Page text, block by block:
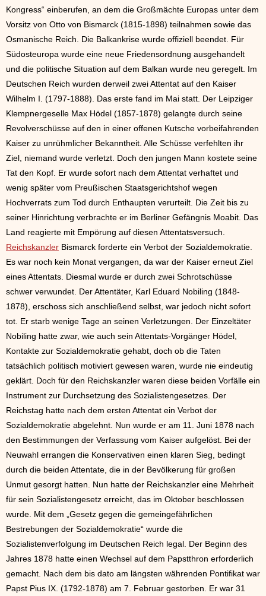
Kongress“ einberufen, an dem die Großmächte Europas unter dem
Vorsitz von Otto von Bismarck (1815-1898) teilnahmen sowie das
Osmanische Reich. Die Balkankrise wurde offiziell beendet. Für
Südosteuropa wurde eine neue Friedensordnung ausgehandelt
und die politische Situation auf dem Balkan wurde neu geregelt. Im
Deutschen Reich wurden derweil zwei Attentat auf den Kaiser
Wilhelm I. (1797-1888). Das erste fand im Mai statt. Der Leipziger
Klempnergeselle Max Hödel (1857-1878) gelangte durch seine
Revolverschüsse auf den in einer offenen Kutsche vorbeifahrenden
Kaiser zu unrühmlicher Bekanntheit. Alle Schüsse verfehlten ihr
Ziel, niemand wurde verletzt. Doch den jungen Mann kostete seine
Tat den Kopf. Er wurde sofort nach dem Attentat verhaftet und
wenig später vom Preußischen Staatsgerichtshof wegen
Hochverrats zum Tod durch Enthaupten verurteilt. Die Zeit bis zu
seiner Hinrichtung verbrachte er im Berliner Gefängnis Moabit. Das
Land reagierte mit Empörung auf diesen Attentatsversuch.
Reichskanzler Bismarck forderte ein Verbot der Sozialdemokratie.
Es war noch kein Monat vergangen, da war der Kaiser erneut Ziel
eines Attentats. Diesmal wurde er durch zwei Schrotschüsse
schwer verwundet. Der Attentäter, Karl Eduard Nobiling (1848-
1878), erschoss sich anschließend selbst, war jedoch nicht sofort
tot. Er starb wenige Tage an seinen Verletzungen. Der Einzeltäter
Nobiling hatte zwar, wie auch sein Attentats-Vorgänger Hödel,
Kontakte zur Sozialdemokratie gehabt, doch ob die Taten
tatsächlich politisch motiviert gewesen waren, wurde nie eindeutig
geklärt. Doch für den Reichskanzler waren diese beiden Vorfälle ein
Instrument zur Durchsetzung des Sozialistengesetzes. Der
Reichstag hatte nach dem ersten Attentat ein Verbot der
Sozialdemokratie abgelehnt. Nun wurde er am 11. Juni 1878 nach
den Bestimmungen der Verfassung vom Kaiser aufgelöst. Bei der
Neuwahl errangen die Konservativen einen klaren Sieg, bedingt
durch die beiden Attentate, die in der Bevölkerung für großen
Unmut gesorgt hatten. Nun hatte der Reichskanzler eine Mehrheit
für sein Sozialistengesetz erreicht, das im Oktober beschlossen
wurde. Mit dem „Gesetz gegen die gemeingefährlichen
Bestrebungen der Sozialdemokratie“ wurde die
Sozialistenverfolgung im Deutschen Reich legal. Der Beginn des
Jahres 1878 hatte einen Wechsel auf dem Papstthron erforderlich
gemacht. Nach dem bis dato am längsten währenden Pontifikat war
Papst Pius IX. (1792-1878) am 7. Februar gestorben. Er war 31